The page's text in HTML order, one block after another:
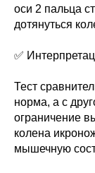
оси 2 пальца
дотянуться
✅
Тест
норма, а с
ограничение
колена
мышечную